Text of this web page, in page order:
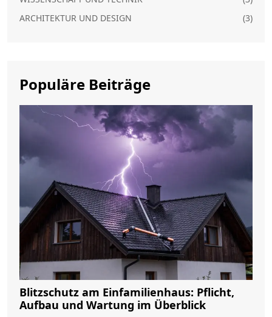
ARCHITEKTUR UND DESIGN
(3)
Populäre Beiträge
Blitzschutz am Einfamilienhaus: Pflicht,
Aufbau und Wartung im Überblick